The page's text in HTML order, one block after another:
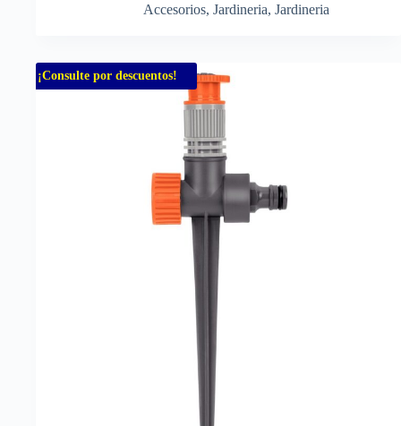
Accesorios, Jardineria, Jardineria
¡Consulte por descuentos!